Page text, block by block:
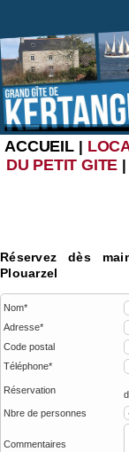
ACCUEIL|
DU PETIT GITE |
Réservez dès
Plouarzel
Nom*
Adresse*
Code postal
Téléphone*
Réservation
Nbre de personnes
Commentaires